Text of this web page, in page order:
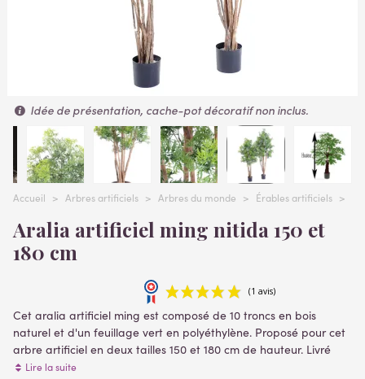
Idée de présentation, cache-pot décoratif non inclus.
Accueil > Arbres artificiels > Arbres du monde > Érables artificiels >
Aralia artificiel ming nitida 150 et
180 cm
Cet aralia artificiel ming est composé de 10 troncs en bois
naturel et d'un feuillage vert en polyéthylène. Proposé pour cet
arbre artificiel en deux tailles 150 et 180 cm de hauteur. Livré
dans un pot PVC (support de plantation
Lire la suite